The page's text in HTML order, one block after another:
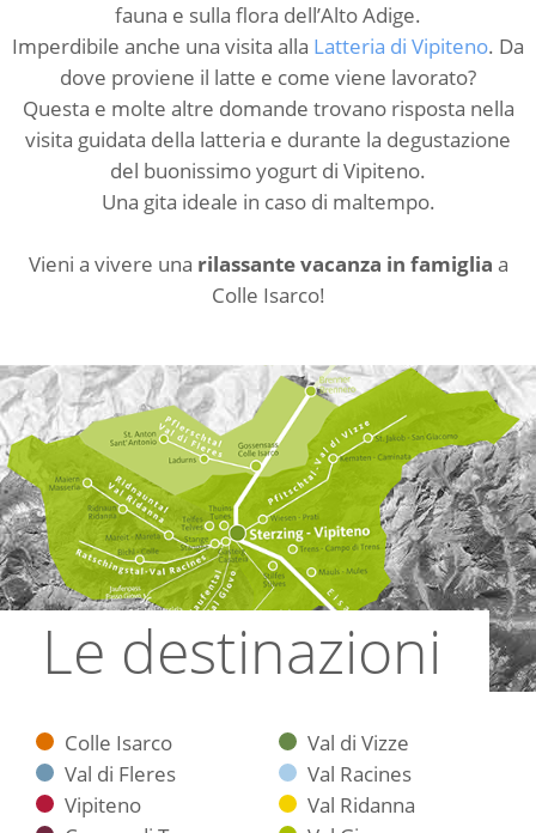
fauna e sulla flora dell’Alto Adige.
Imperdibile anche una visita alla Latteria di Vipiteno. Da
dove proviene il latte e come viene lavorato?
Questa e molte altre domande trovano risposta nella
visita guidata della latteria e durante la degustazione
del buonissimo yogurt di Vipiteno.
Una gita ideale in caso di maltempo.
Vieni a vivere una rilassante vacanza in famiglia a
Colle Isarco!
Le destinazioni
Colle Isarco
Val di Fleres
Vipiteno
Val di Vizze
Val Racines
Val Ridanna